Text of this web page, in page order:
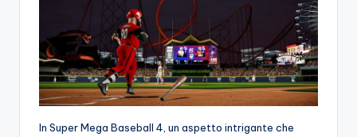
In Super Mega Baseball 4, un aspetto intrigante che